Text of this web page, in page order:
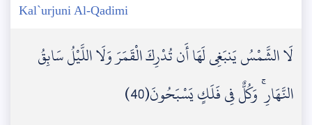
Kal`urjuni Al-Qadimi
لَا الشَّمْسُ يَنبَغِي لَهَا أَن تُدْرِكَ الْقَمَرَ وَلَا اللَّيْلُ سَابِقُ
النَّهَارِ ۚ وَكُلٌّ فِي فَلَكٍ يَسْبَحُونَ(40)